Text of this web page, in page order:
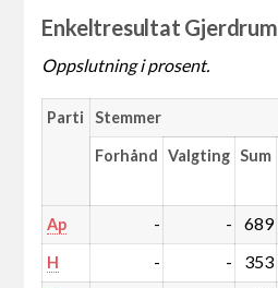
Enkeltresultat Gjerdrum
Oppslutning i prosent.
Parti Stemmer
Forhånd Valgting Sum
Ap - - 689
H - - 353